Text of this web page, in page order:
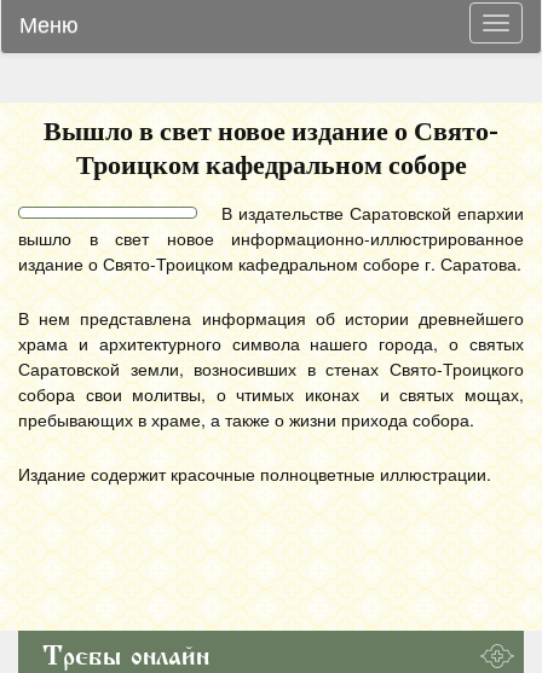
Меню
Вышло в свет новое издание о Свято-
Троицком кафедральном соборе
В издательстве Саратовской епархии
вышло в свет новое информационно-иллюстрированное
издание о Свято-Троицком кафедральном соборе г. Саратова.
В нем представлена информация об истории древнейшего
храма и архитектурного символа нашего города, о святых
Саратовской земли, возносивших в стенах Свято-Троицкого
собора свои молитвы, о чтимых иконах и святых мощах,
пребывающих в храме, а также о жизни прихода собора.
Издание содержит красочные полноцветные иллюстрации.
Требы онлайн